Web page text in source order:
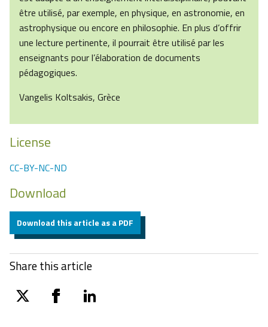
être utilisé, par exemple, en physique, en astronomie, en
astrophysique ou encore en philosophie. En plus d’offrir
une lecture pertinente, il pourrait être utilisé par les
enseignants pour l’élaboration de documents
pédagogiques.
Vangelis Koltsakis, Grèce
License
CC-BY-NC-ND
Download
Download this article as a PDF
Share this article
twitter facebooklinkedin